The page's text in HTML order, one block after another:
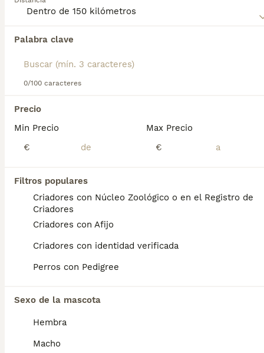
Palabra clave
0/100 caracteres
Precio
Min Precio
€
Max Precio
€
Filtros populares
Criadores con Núcleo Zoológico o en el Registro de
Criadores
Criadores con Afijo
Criadores con identidad verificada
Perros con Pedigree
Sexo de la mascota
Hembra
Macho
perro.Encontramos 0 Affenpinscher Cachorros en
Si deseas exactamente esta búsqueda guarda tu
búsqueda y espera el resultado perfecto:
Preguntas frecuentes
¿Cuánto cuesta un cachorro
de Affenpinscher?
El coste medio de un cachorro de
Affenpinscher en España es de
aproximadamente 428€, aunque los precios
pueden variar según factores como el
¿Cómo es el carácter de
Affenpinscher?